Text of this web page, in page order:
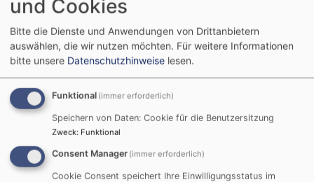
Kirchenchor gestaltet verschiedenste Gottesdienste
musikalisch aus, ist versiert beim Introitus-Singen,
zeigt seine Vielfältigkeit beim Weltgebetstag und
trumpfte bei verschiedenen Konzerten so richtig auf.
Wir freuen uns auf weitere Highlights!
und Cookies
Bitte die Dienste und Anwendungen von Drittanbietern
auswählen, die wir nutzen möchten. Für weitere Informationen
bitte unsere Datenschutzhinweise lesen.
Funktional (immer erforderlich)
Speichern von Daten: Cookie für die Benutzersitzung
Zweck: Funktional
Consent Manager (immer erforderlich)
Cookie Consent speichert Ihre Einwilligungsstatus im